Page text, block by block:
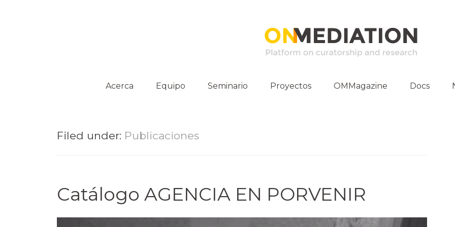
Acerca Equipo
Comisarios
Seminario Proyectos OMMagazine Docs
Filed under: Publicaciones
Catálogo AGENCIA EN PORVENIR